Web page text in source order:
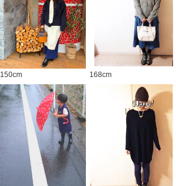
150cm 168cm